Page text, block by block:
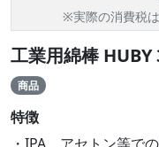
※実際の消費税
工業用綿棒 HUBY
商品
特徴